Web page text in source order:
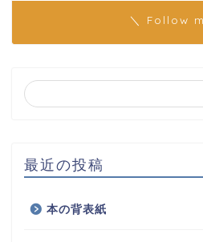
＼ Follow
最近の投稿
本の背表紙